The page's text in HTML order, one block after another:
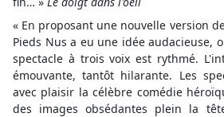
« En proposant une nouvelle version
Pieds Nus a eu une idée audacieuse,
spectacle à trois voix est rythmé.
émouvante, tantôt hilarante. Les
avec plaisir la célèbre comédie
des images obsédantes plein la